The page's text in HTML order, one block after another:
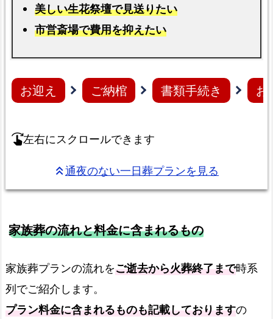
美しい生花祭壇で見送りたい
市営斎場で費用を抑えたい
お迎え ご納棺 書類手続き お
swipe_right左右にスクロールできます
keyboard_double_arrow_up通夜のない一日葬プランを見る
家族葬の流れと料金に含まれるもの
家族葬プランの流れをご逝去から火葬終了まで時系
列でご紹介します。
プラン料金に含まれるものも記載しておりますの